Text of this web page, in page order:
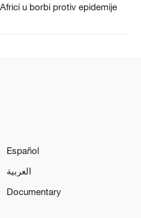
u borbi protiv epidemije
Español
العربية
Documentary